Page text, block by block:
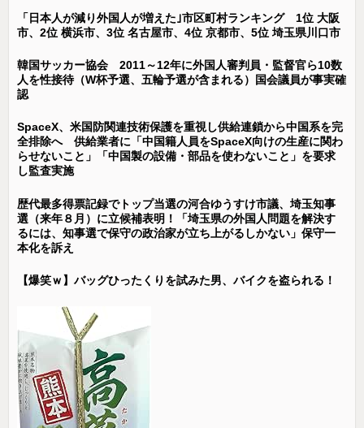
「日本人が減り外国人が増えた｣市区町村ランキング 1位 大阪
市、2位 横浜市、3位 名古屋市、4位 京都市、5位 埼玉県川口市
韓国サッカー協会 2011～12年に外国人審判員・監督官ら10数
人を性接待（W杯予選、五輪予選が含まれる）国会議員が事実確
認
SpaceX、米国防関連技術保護を重視し供給連鎖から中国系を完
全排除へ 供給業者に「中国籍人員をSpaceX向けの生産に関わ
らせないこと」「中国製の設備・部品を使わないこと」を要求
し監査実施
歴代最多得票記録でトップ当選の河合ゆうすけ市議、埼玉知事
選（来年８月）に立候補表明！「埼玉県の外国人問題を解決す
るには、知事選で保守の政治家が立ち上がるしかない」保守一
本化を訴え
【爆笑ｗ】バッグひったくりを試みた男、バイクを盗られる！